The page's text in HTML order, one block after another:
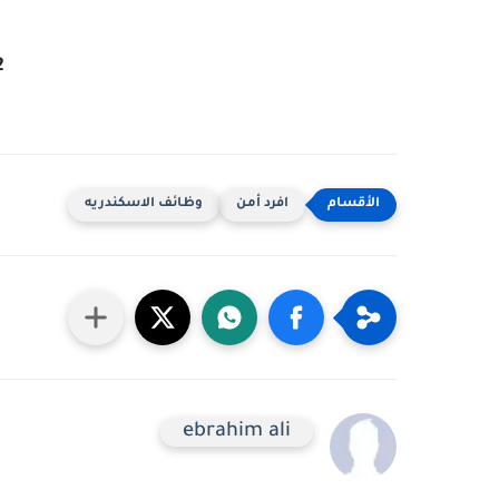
افرد أمن وظائف الاسكندريه
ebrahim ali